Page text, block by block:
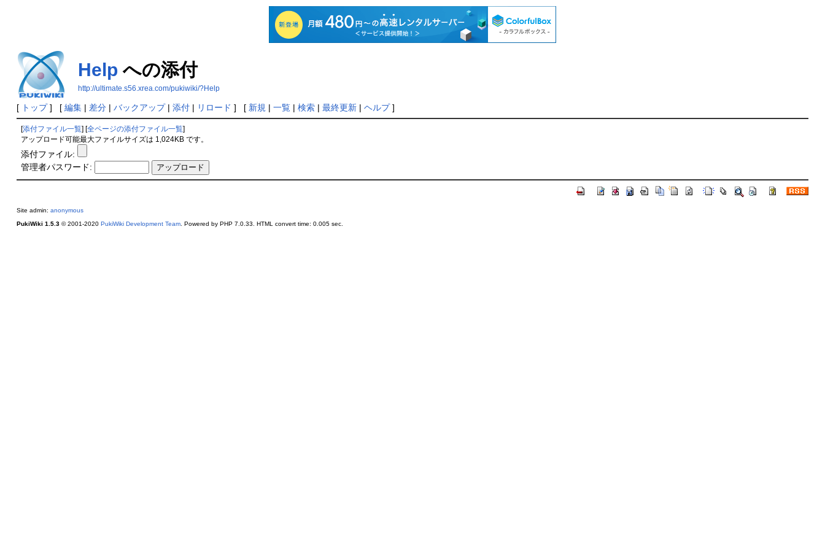
Help への添付
http://ultimate.s56.xrea.com/pukiwiki/?Help
[ トップ] [ 編集| 差分| バックアップ| 添付| リロード ] [ 新規 | 一覧| 検索| 最終更新| ヘルプ]
[添付ファイル一覧] [全ページの添付ファイル一覧]
アップロード可能最大ファイルサイズは 1,024KB です。
添付ファイル:
管理者パスワード:
Site admin: anonymous
PukiWiki 1.5.3© 2001-2020 PukiWiki Development Team. Powered by PHP 7.0.33. HTML convert time: 0.005 sec.